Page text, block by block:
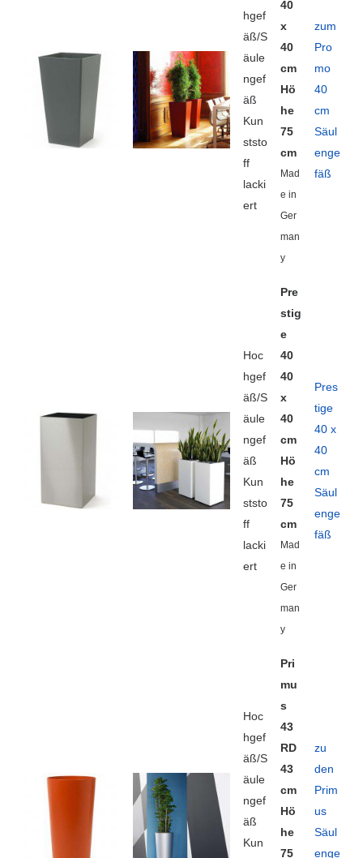
hgef
äß/S
äule
ngef
äß
Kun
ststo
ff
lacki
ert
40
x
40
cm
Hö
he
75
cm
Mad
e in
Ger
man
y
zum
Pro
mo
40
cm
Säul
enge
fäß
Hoc
hgef
äß/S
äule
ngef
äß
Kun
ststo
ff
lacki
ert
Pre
stig
e
40
40
x
40
cm
Hö
he
75
cm
Mad
e in
Ger
man
y
Pres
tige
40 x
40
cm
Säul
enge
fäß
Hoc
hgef
äß/S
äule
ngef
äß
Kun
Pri
mu
s
43
RD
43
cm
Hö
he
75
zu
den
Prim
us
Säul
enge